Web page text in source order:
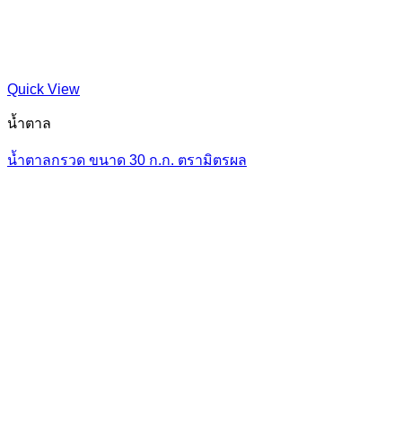
Quick View
น้ำตาล
น้ำตาลกรวด ขนาด 30 ก.ก. ตรามิตรผล